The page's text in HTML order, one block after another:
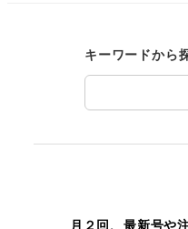
キーワードから
月２回、最新号や